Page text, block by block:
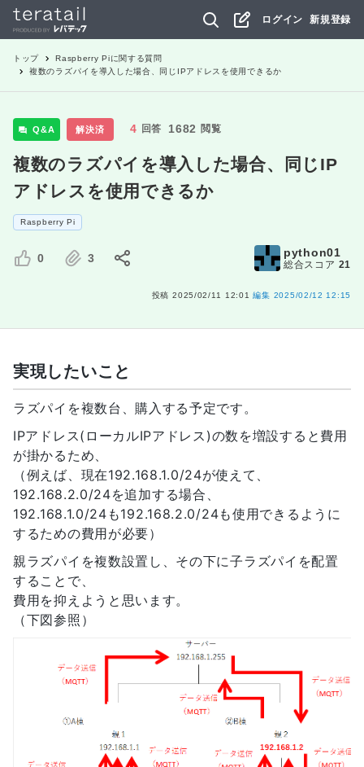
ログイン 新規登録
トップ Raspberry Piに関する質問
複数のラズパイを導入した場合、同じIPアドレスを使用できるか
Q&A 解決済 4 回答 1682 閲覧
複数のラズパイを導入した場合、同じIP
アドレスを使用できるか
Raspberry Pi
0 3 python01
総合スコア 21
投稿 2025/02/11 12:01 編集 2025/02/12 12:15
実現したいこと
ラズパイを複数台、購入する予定です。
IPアドレス(ローカルIPアドレス)の数を増設すると費用
が掛かるため、
（例えば、現在192.168.1.0/24が使えて、
192.168.2.0/24を追加する場合、
192.168.1.0/24も192.168.2.0/24も使用できるように
するための費用が必要）
親ラズパイを複数設置し、その下に子ラズパイを配置
することで、
費用を抑えようと思います。
（下図参照）